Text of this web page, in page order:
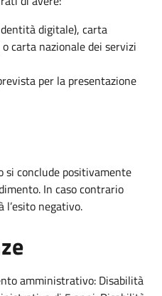
digitale), carta
carta nazionale dei servizi
per la presentazione
conclude positivamente
In caso contrario
l’esito negativo.
amministrativo: Disabilità